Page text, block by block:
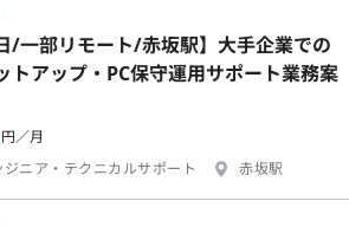
/一部リモート/赤坂駅】大手企業での
トアップ・PC保守運用サポート業務案
円／月
ニア・テクニカルサポート
赤坂駅